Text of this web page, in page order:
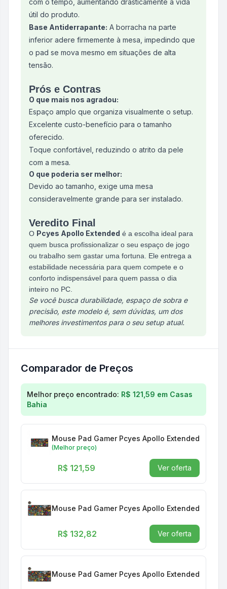
com o tempo, aumentando drasticamente a vida
útil do produto.
Base Antiderrapante: A borracha na parte
inferior adere firmemente à mesa, impedindo que
o pad se mova mesmo em situações de alta
tensão.
Prós e Contras
O que mais nos agradou:
Espaço amplo que organiza visualmente o setup.
Excelente custo-benefício para o tamanho
oferecido.
Toque confortável, reduzindo o atrito da pele
com a mesa.
O que poderia ser melhor:
Devido ao tamanho, exige uma mesa
consideravelmente grande para ser instalado.
Veredito Final
O Pcyes Apollo Extended é a escolha ideal para
quem busca profissionalizar o seu espaço de jogo
ou trabalho sem gastar uma fortuna. Ele entrega a
estabilidade necessária para quem compete e o
conforto indispensável para quem passa o dia
inteiro no PC.
Se você busca durabilidade, espaço de sobra e
precisão, este modelo é, sem dúvidas, um dos
melhores investimentos para o seu setup atual.
Comparador de Preços
Comparação de preços paraMouse Pad Gamer
Melhor preço encontrado: R$ 121,59 em Casas
Bahia
Mouse Pad Gamer Pcyes Apollo Extended 900
(Melhor preço)
R$ 121,59 Ver oferta
Mouse Pad Gamer Pcyes Apollo Extended 900
R$ 132,82 Ver oferta
Mouse Pad Gamer Pcyes Apollo Extended 900